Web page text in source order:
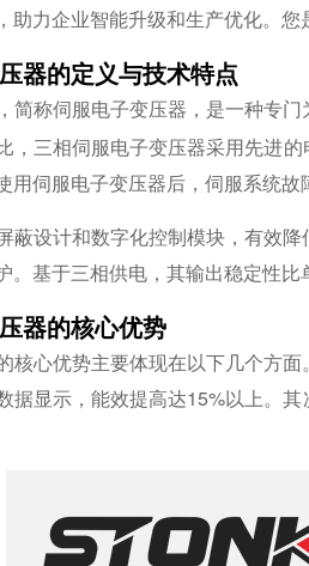
助力企业智能升级和生产优化。
器的定义与技术特点
简称伺服电子变压器，是一种专
，三相伺服电子变压器采用先进
伺服电子变压器后，伺服系统故
蔽设计和数字化控制模块，有效
。基于三相供电，其输出稳定性
器的核心优势
核心优势主要体现在以下几个方
据显示，能效提高达15%以上。